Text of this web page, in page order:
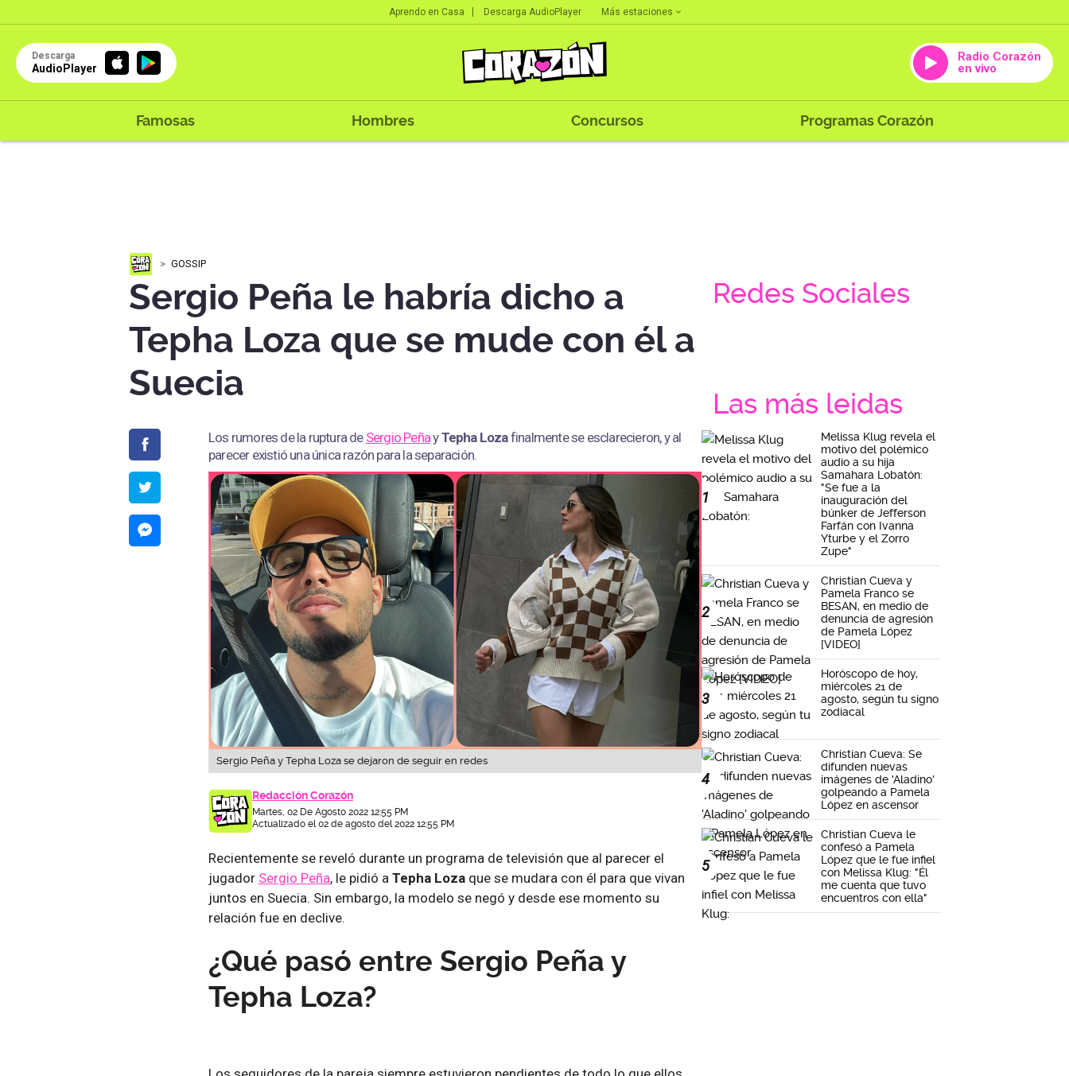
Aprendo en Casa Descarga AudioPlayer Más estaciones
Descarga
AudioPlayer
Radio Corazón
en vivo
Famosas Hombres Concursos Programas Corazón
GOSSIP
Sergio Peña le habría dicho a
Tepha Loza que se mude con él a
Suecia
Los rumores de la ruptura de Sergio PeñayTepha Lozafinalmente se esclarecieron, y al
parecer existió una única razón para la separación.
Sergio Peña y Tepha Loza se dejaron de seguir en redes
Redacción Corazón
Martes, 02 De Agosto 2022 12:55 PM
Actualizado el 02 de agosto del 2022 12:55 PM
Recientemente se reveló durante un programa de televisión que al parecer el
jugador Sergio Peña, le pidió a Tepha Loza que se mudara con él para que vivan
juntos en Suecia. Sin embargo, la modelo se negó y desde ese momento su
relación fue en declive.
¿Qué pasó entre Sergio Peña y
Tepha Loza?
Redes Sociales
Las más leidas
1
Melissa Klug revela el
motivo del polémico
audio a su hija
Samahara Lobatón:
"Se fue a la
inauguración del
búnker de Jefferson
Farfán con Ivanna
Yturbe y el Zorro
Zupe"
2
Christian Cueva y
Pamela Franco se
BESAN, en medio de
denuncia de agresión
de Pamela López
[VIDEO]
3
Horóscopo de hoy,
miércoles 21 de
agosto, según tu signo
zodiacal
4
Christian Cueva: Se
difunden nuevas
imágenes de 'Aladino'
golpeando a Pamela
López en ascensor
5
Christian Cueva le
confesó a Pamela
López que le fue infiel
con Melissa Klug: "Él
me cuenta que tuvo
encuentros con ella"